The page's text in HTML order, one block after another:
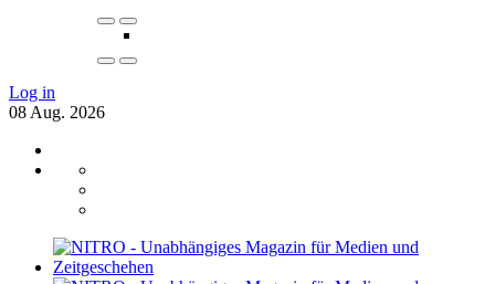
Log in
08 Aug. 2026